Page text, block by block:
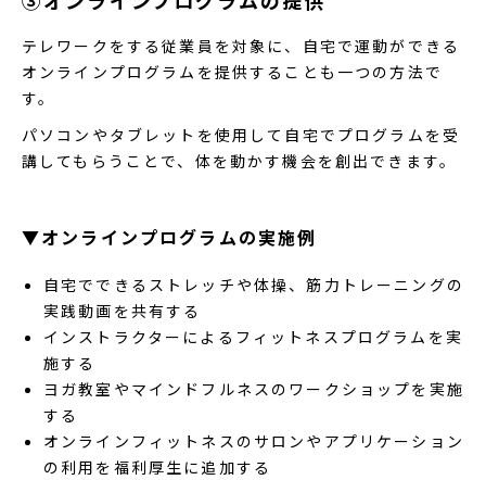
テレワークをする従業員を対象に、自宅で運動ができる
オンラインプログラムを提供することも一つの方法で
す。
パソコンやタブレットを使用して自宅でプログラムを受
講してもらうことで、体を動かす機会を創出できます。
▼オンラインプログラムの実施例
自宅でできるストレッチや体操、筋力トレーニングの
実践動画を共有する
インストラクターによるフィットネスプログラムを実
施する
ヨガ教室やマインドフルネスのワークショップを実施
する
オンラインフィットネスのサロンやアプリケーション
の利用を福利厚生に追加する